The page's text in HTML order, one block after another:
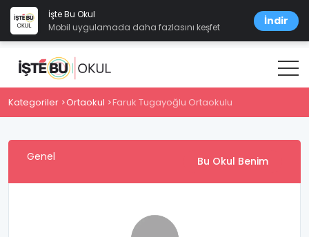
İşte Bu Okul
Mobil uygulamada daha fazlasını keşfet
İndir
Kategoriler Ortaokul Faruk Tugayoğlu Ortaokulu
Genel Bu Okul Benim